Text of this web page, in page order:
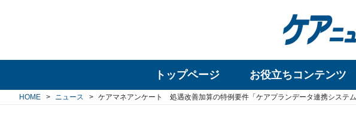
トップページ お役立ちコンテンツ
HOME ニュース ケアマネアンケート 処遇改善加算の特例要件「ケアプランデータ連携システ